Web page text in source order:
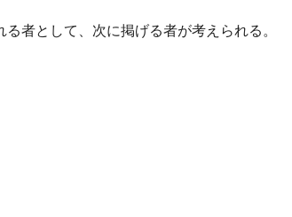
者として、次に掲げる者が考えられる。